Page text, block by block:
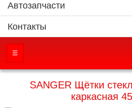
Автозапчасти
Контакты
☰
SANGER Щётки
каркасная